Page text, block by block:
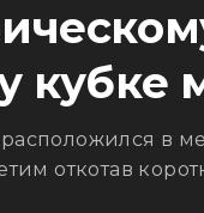
кубке
расположился в
откотав